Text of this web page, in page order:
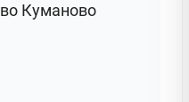
во Куманово